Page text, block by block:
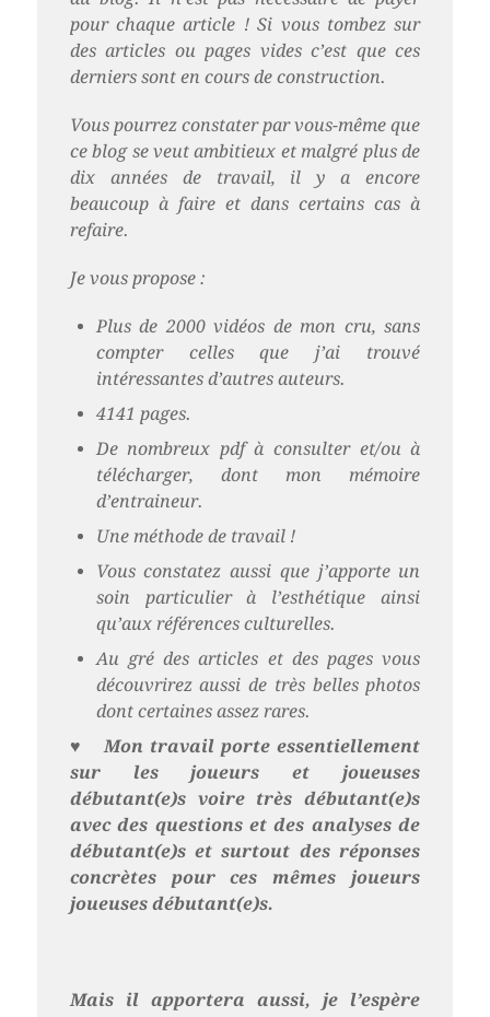
pour chaque article ! Si vous tombez sur
des articles ou pages vides c’est que ces
derniers sont en cours de construction.
Vous pourrez constater par vous-même que
ce blog se veut ambitieux et malgré plus de
dix années de travail, il y a encore
beaucoup à faire et dans certains cas à
refaire.
Je vous propose :
Plus de 2000 vidéos de mon cru, sans
compter celles que j’ai trouvé
intéressantes d’autres auteurs.
4141 pages.
De nombreux pdf à consulter et/ou à
télécharger, dont mon mémoire
d’entraineur.
Une méthode de travail !
Vous constatez aussi que j’apporte un
soin particulier à l’esthétique ainsi
qu’aux références culturelles.
Au gré des articles et des pages vous
découvrirez aussi de très belles photos
dont certaines assez rares.
♥Mon travail porte essentiellement
sur les joueurs et joueuses
débutant(e)s voire très débutant(e)s
avec des questions et des analyses de
débutant(e)s et surtout des réponses
concrètes pour ces mêmes joueurs
joueuses débutant(e)s.
Mais il apportera aussi, je l’espère